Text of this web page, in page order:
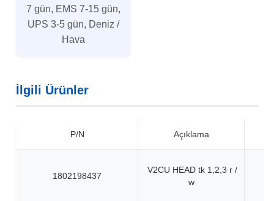
7 gün, EMS 7-15 gün,
UPS 3-5 gün, Deniz /
Hava
İlgili Ürünler
P/N Açıklama
1802198437
V2CU HEAD tk 1,2,3 r /
w